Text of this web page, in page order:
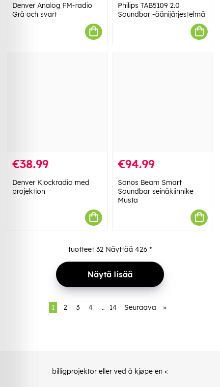
Denver Analog FM-radio
Grå och svart
Philips TAB5109 2.0
Soundbar -äänijärjestelmä
€38.99
Denver Klockradio med
projektion
€94.99
Sonos Beam Smart
Soundbar seinäkiinnike
Musta
tuotteet 32 Näyttää 426 *
Näytä lisää
1 2 3 4 .. 14 Seuraava »
billigprojektor eller ved å kjøpe en <